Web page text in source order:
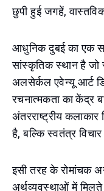
छुपी हुई जगहें,
आधुनिक दुबई का एक
सांस्कृतिक स्थान है
अलसेर्कल एवेन्यू आर्ट
रचनात्मकता का केंद्र
अंतरराष्ट्रीय कलाकार
है, बल्कि स्वतंत्र
इसी तरह के रोमांचक
अर्थव्यवस्थाओं में मिलते